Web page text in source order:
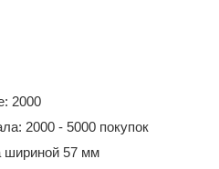
2000
2000 - 5000 покупок
шириной 57 мм